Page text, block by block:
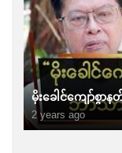
မိုးခေါင်ကျော်စွ
2 years ago